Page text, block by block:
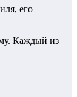
его
Каждый из